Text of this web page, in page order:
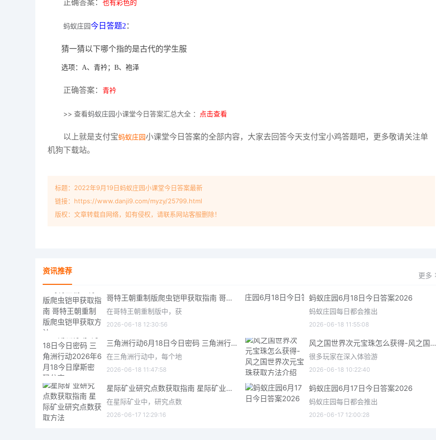
也有彩色的
蚂蚁庄园今日答题2 ：
猜一猜以下哪个指的是古代的学生服
选项：A、青衿；B、袍泽
正确答案： 青衿
>> 查看蚂蚁庄园小课堂今日答案汇总大全 ： 点击查看
以上就是支付宝蚂蚁庄园小课堂今日答案的全部内容，大家去回答今天支付宝小鸡答题吧，更多敬请关注单
机狗下载站。
标题：2022年9月19日蚂蚁庄园小课堂今日答案最新
链接：https://www.danji9.com/myzy/25799.html
版权：文章转载自网络，如有侵权，请联系网站客服删除！
资讯推荐 更多
哥特王朝重制版爬虫铠甲获取指南 哥特王朝重制版爬虫铠甲获取方法
在哥特王朝重制版中，获
2026-06-18 12:30:56
蚂蚁庄园6月18日今日答案2026
蚂蚁庄园每日都会推出
2026-06-18 11:55:08
三角洲行动6月18日今日密码 三角洲行动2026年6月18今日摩斯密码分享
在三角洲行动中，每个地
2026-06-18 11:47:58
风之国世界次元宝珠怎么获得-风之国世界次元宝珠获取方法介绍
很多玩家在深入体验游
2026-06-18 10:22:40
星际矿业研究点数获取指南 星际矿业研究点数获取方法
在星际矿业中，研究点数
2026-06-17 12:29:16
蚂蚁庄园6月17日今日答案2026
蚂蚁庄园每日都会推出
2026-06-17 12:00:28